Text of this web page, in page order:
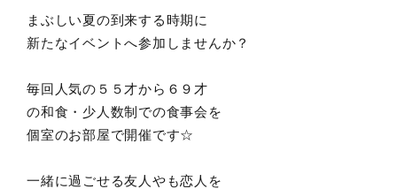
まぶしい夏の到来する時期に
新たなイベントへ参加しませんか？
毎回人気の５５才から６９才
の和食・少人数制での食事会を
個室のお部屋で開催です☆
一緒に過ごせる友人やも恋人を